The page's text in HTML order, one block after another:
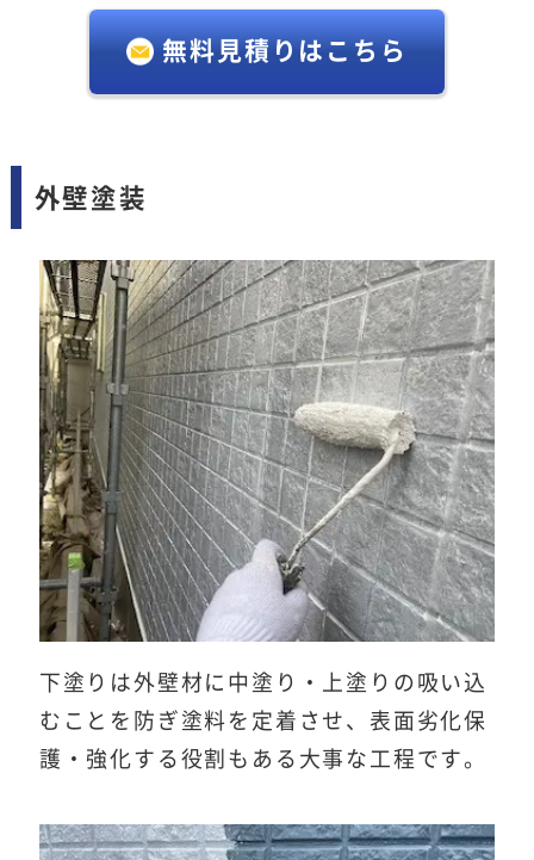
無料見積りはこちら
外壁塗装
下塗りは外壁材に中塗り・上塗りの吸い込
むことを防ぎ塗料を定着させ、表面劣化保
護・強化する役割もある大事な工程です。